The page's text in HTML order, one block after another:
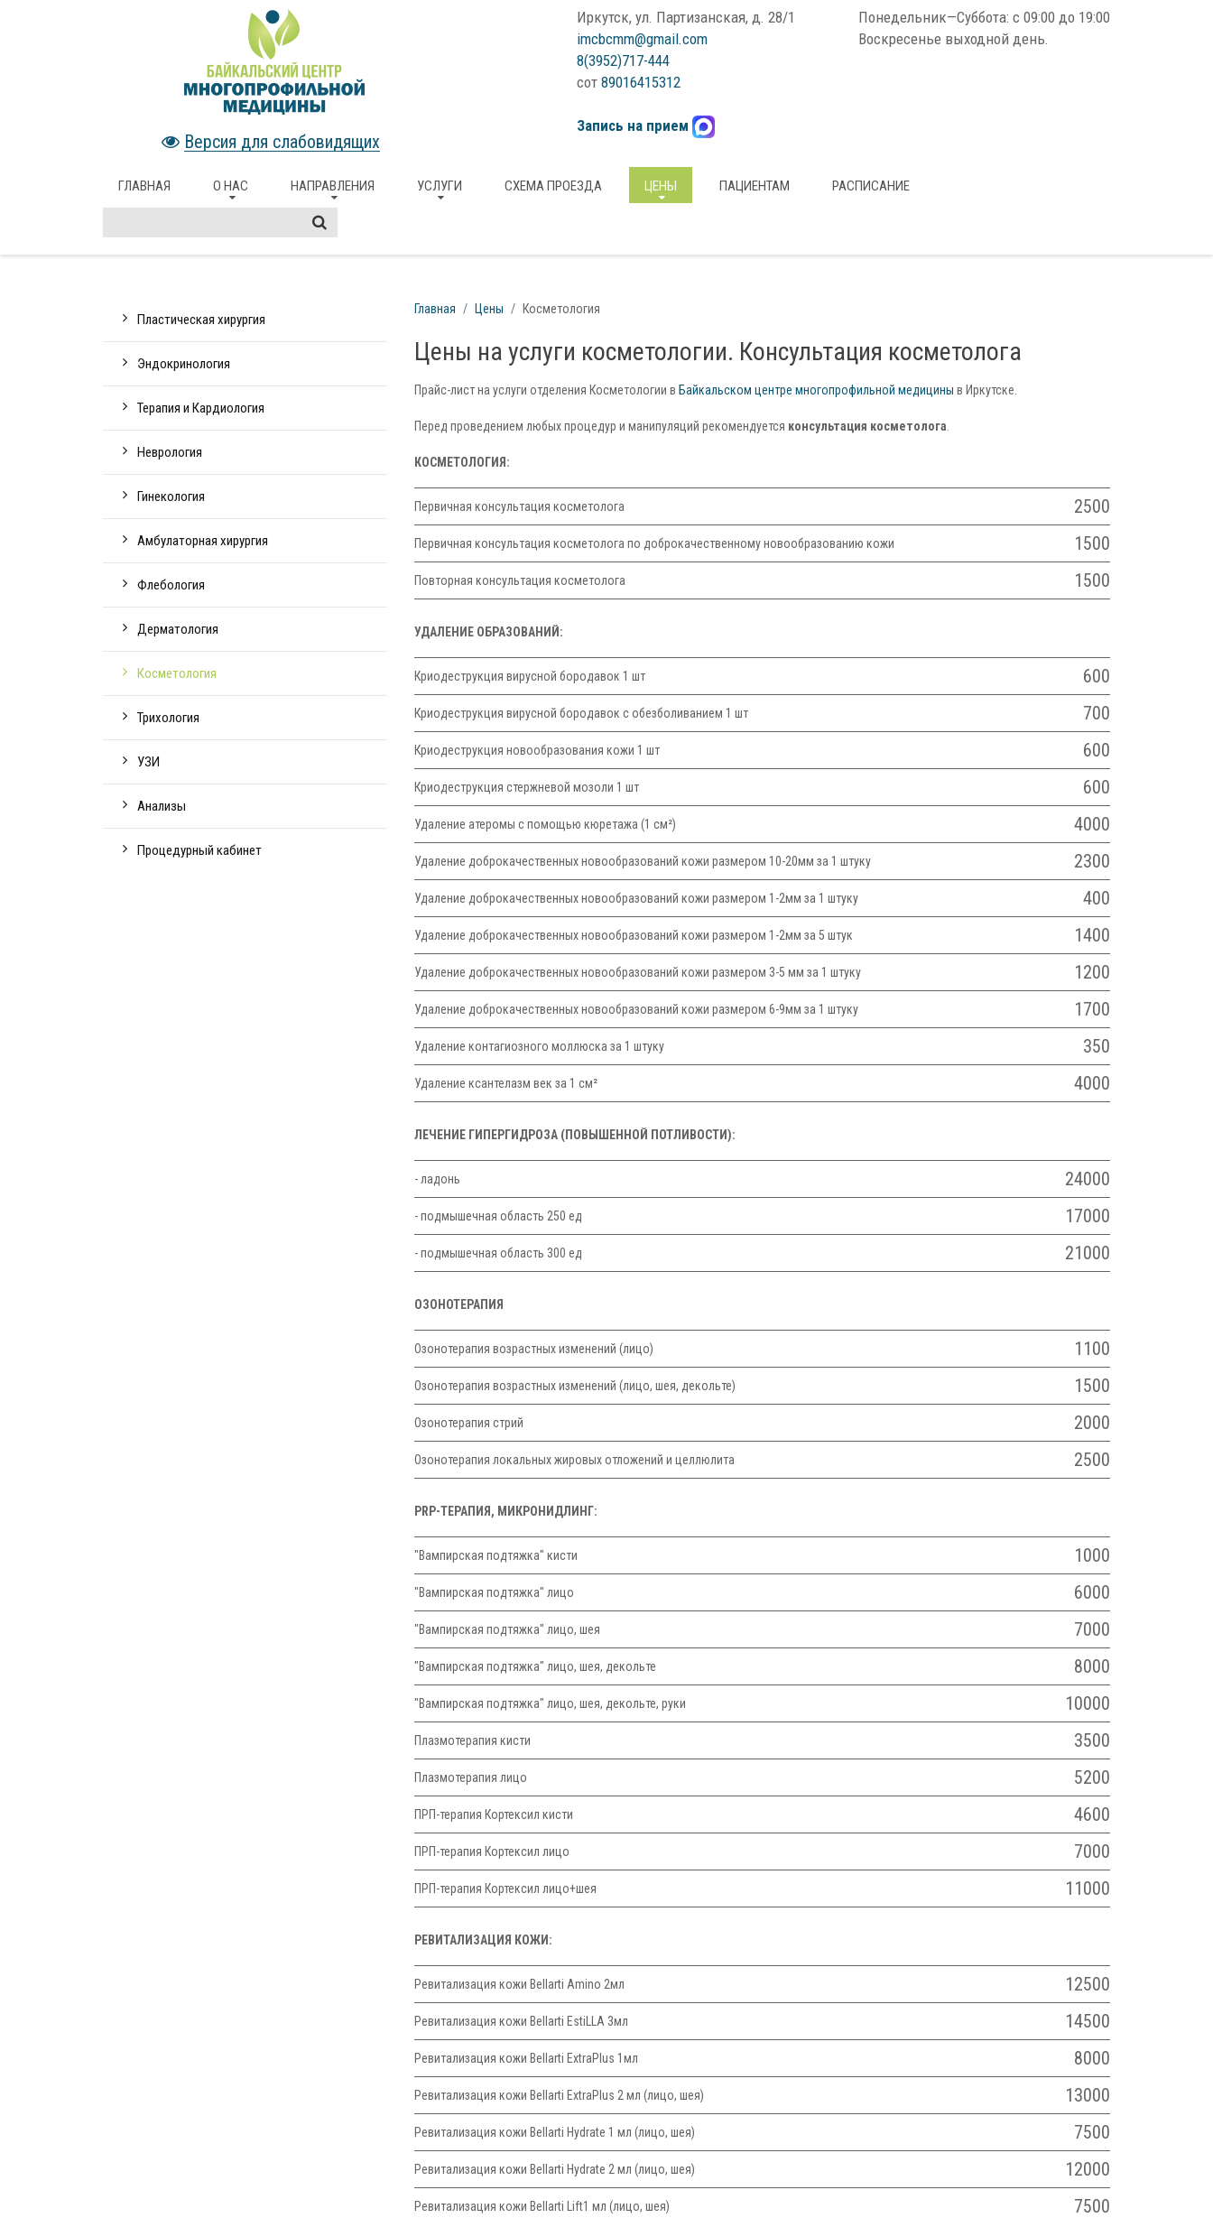
Версия для слабовидящих
Иркутск, ул. Партизанская, д. 28/1
imcbcmm@gmail.com
8(3952)717-444
сот 89016415312
Запись на прием
Понедельник—Суббота: с 09:00 до 19:00
Воскресенье выходной день.
ГЛАВНАЯ О НАС НАПРАВЛЕНИЯ УСЛУГИ СХЕМА ПРОЕЗДА ЦЕНЫ ПАЦИЕНТАМ РАСПИСАНИЕ
Пластическая хирургия
Эндокринология
Терапия и Кардиология
Неврология
Гинекология
Амбулаторная хирургия
Флебология
Дерматология
Косметология
Трихология
УЗИ
Анализы
Процедурный кабинет
Главная Цены Косметология
Цены на услуги косметологии. Консультация косметолога
Прайс-лист на услуги отделения Косметологии в Байкальском центре многопрофильной медицины в Иркутске.
Перед проведением любых процедур и манипуляций рекомендуется консультация косметолога
КОСМЕТОЛОГИЯ:
2500
Первичная консультация косметолога
1500
Первичная консультация косметолога по доброкачественному новообразованию кожи
1500
Повторная консультация косметолога
УДАЛЕНИЕ ОБРАЗОВАНИЙ:
600
Криодеструкция вирусной бородавок 1 шт
700
Криодеструкция вирусной бородавок с обезболиванием 1 шт
600
Криодеструкция новообразования кожи 1 шт
600
Криодеструкция стержневой мозоли 1 шт
4000
Удаление атеромы с помощью кюретажа (1 см²)
2300
Удаление доброкачественных новообразований кожи размером 10-20мм за 1 штуку
400
Удаление доброкачественных новообразований кожи размером 1-2мм за 1 штуку
1400
Удаление доброкачественных новообразований кожи размером 1-2мм за 5 штук
1200
Удаление доброкачественных новообразований кожи размером 3-5 мм за 1 штуку
1700
Удаление доброкачественных новообразований кожи размером 6-9мм за 1 штуку
350
Удаление контагиозного моллюска за 1 штуку
4000
Удаление ксантелазм век за 1 см²
ЛЕЧЕНИЕ ГИПЕРГИДРОЗА (ПОВЫШЕННОЙ ПОТЛИВОСТИ):
24000
- ладонь
17000
- подмышечная область 250 ед
21000
- подмышечная область 300 ед
ОЗОНОТЕРАПИЯ
1100
Озонотерапия возрастных изменений (лицо)
1500
Озонотерапия возрастных изменений (лицо, шея, декольте)
2000
Озонотерапия стрий
2500
Озонотерапия локальных жировых отложений и целлюлита
PRP-ТЕРАПИЯ, МИКРОНИДЛИНГ:
1000
"Вампирская подтяжка" кисти
6000
"Вампирская подтяжка" лицо
7000
"Вампирская подтяжка" лицо, шея
8000
"Вампирская подтяжка" лицо, шея, декольте
10000
"Вампирская подтяжка" лицо, шея, декольте, руки
3500
Плазмотерапия кисти
5200
Плазмотерапия лицо
4600
ПРП-терапия Кортексил кисти
7000
ПРП-терапия Кортексил лицо
11000
ПРП-терапия Кортексил лицо+шея
РЕВИТАЛИЗАЦИЯ КОЖИ:
12500
Ревитализация кожи Bellarti Amino 2мл
14500
Ревитализация кожи Bellarti EstiLLA 3мл
8000
Ревитализация кожи Bellarti ExtraPlus 1мл
13000
Ревитализация кожи Bellarti ExtraPlus 2 мл (лицо, шея)
7500
Ревитализация кожи Bellarti Hydrate 1 мл (лицо, шея)
12000
Ревитализация кожи Bellarti Hydrate 2 мл (лицо, шея)
7500
Ревитализация кожи Bellarti Lift1 мл (лицо, шея)